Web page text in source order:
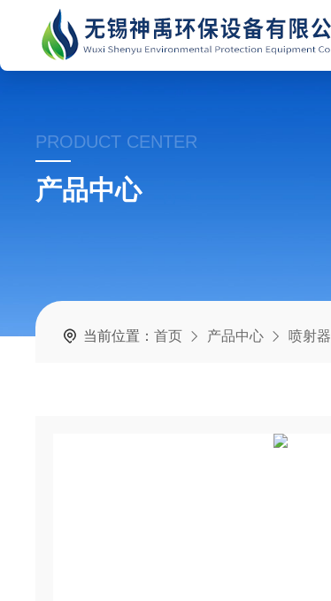
PRODUCT CENTER
产品中心
当前位置：首页 产品中心 喷射器